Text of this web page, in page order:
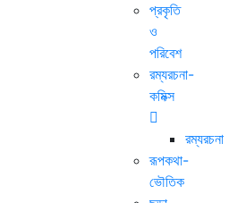
প্রকৃতি
ও
পরিবেশ
রম্যরচনা-
কমিক্স
রম্যরচনা
রূপকথা-
ভৌতিক